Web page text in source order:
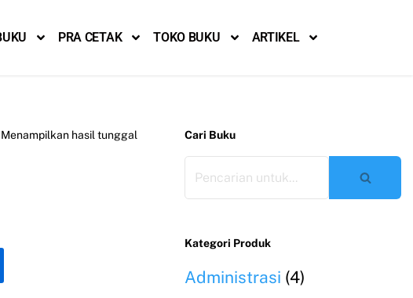
PRA CETAK TOKO BUKU ARTIKEL
Menampilkan hasil tunggal Cari Buku
Kategori Produk
Administrasi (4)